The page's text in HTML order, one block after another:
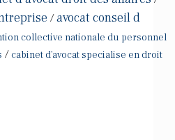
/avocat conseil d
collective nationale du personnel
/ cabinet d'avocat specialise en droit